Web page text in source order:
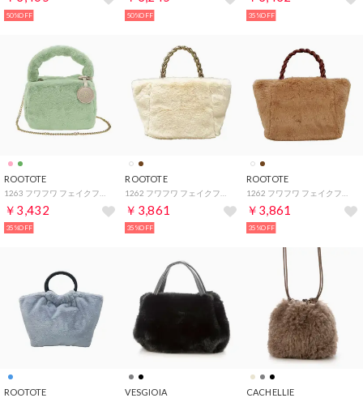
50%OFF 50%OFF 35%OFF
ROOTOTE
￥3,432
35%OFF
ROOTOTE
￥3,861
35%OFF
ROOTOTE
￥3,861
35%OFF
ROOTOTE VESGIOIA CACHELLIE